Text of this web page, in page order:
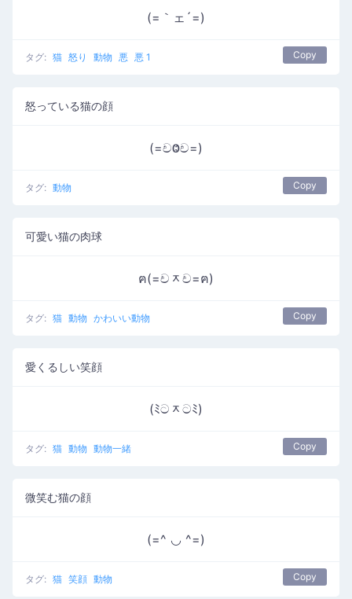
(=｀ェ´=)
タグ: 猫 怒り 動物 悪 悪 1 Copy
怒っている猫の顔
(=චⰙච=)
タグ: 動物 Copy
可愛い猫の肉球
ฅ(=චᆽච=ฅ)
タグ: 猫 動物 かわいい動物 Copy
愛くるしい笑顔
(ﾐටᆽටﾐ)
タグ: 猫 動物 動物一緒 Copy
微笑む猫の顔
(=^ ◡ ^=)
タグ: 猫 笑顔 動物 Copy